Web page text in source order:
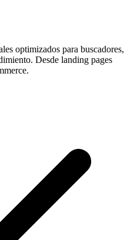
optimizados para buscadores,
Desde landing pages